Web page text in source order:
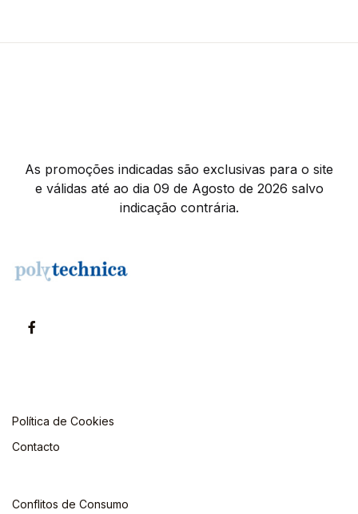
As promoções indicadas são exclusivas para o site
e válidas até ao dia 09 de Agosto de 2026 salvo
indicação contrária.
Política de Cookies
Contacto
Conflitos de Consumo